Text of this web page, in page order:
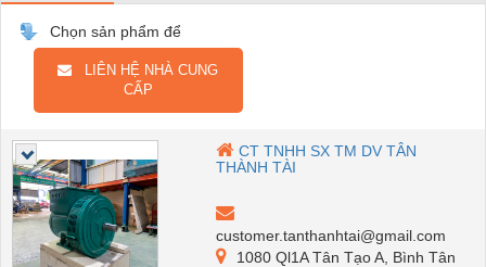
Chọn sản phẩm để
LIÊN HỆ NHÀ CUNG
CẤP
CT TNHH SX TM DV TÂN
THÀNH TÀI
customer.tanthanhtai@gmail.com
1080 Ql1A Tân Tạo A, Bình Tân